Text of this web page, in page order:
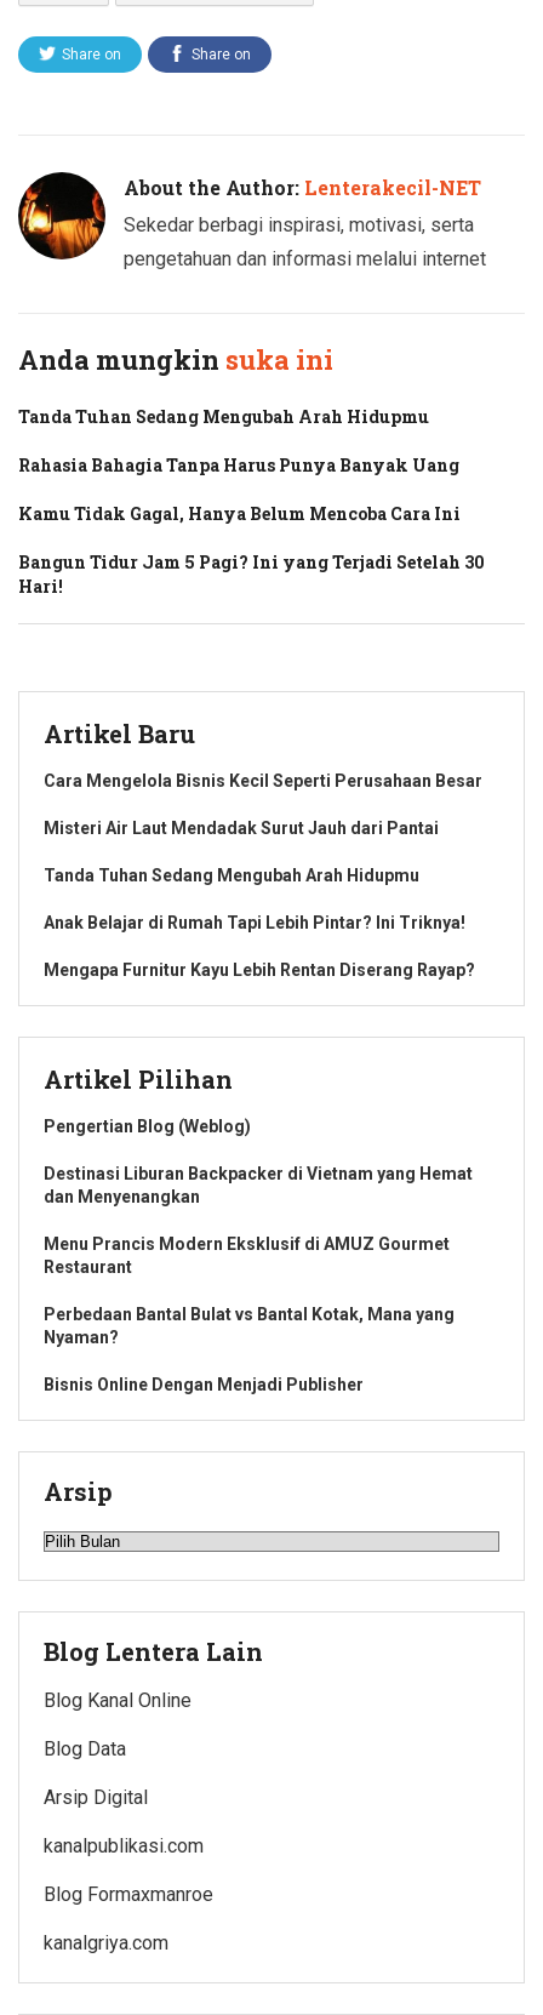
Share on Share on
About the Author: Lenterakecil-NET
Sekedar berbagi inspirasi, motivasi, serta
pengetahuan dan informasi melalui internet
Anda mungkin suka ini
Tanda Tuhan Sedang Mengubah Arah Hidupmu
Rahasia Bahagia Tanpa Harus Punya Banyak Uang
Kamu Tidak Gagal, Hanya Belum Mencoba Cara Ini
Bangun Tidur Jam 5 Pagi? Ini yang Terjadi Setelah 30
Hari!
Artikel Baru
Cara Mengelola Bisnis Kecil Seperti Perusahaan Besar
Misteri Air Laut Mendadak Surut Jauh dari Pantai
Tanda Tuhan Sedang Mengubah Arah Hidupmu
Anak Belajar di Rumah Tapi Lebih Pintar? Ini Triknya!
Mengapa Furnitur Kayu Lebih Rentan Diserang Rayap?
Artikel Pilihan
Pengertian Blog (Weblog)
Destinasi Liburan Backpacker di Vietnam yang Hemat
dan Menyenangkan
Menu Prancis Modern Eksklusif di AMUZ Gourmet
Restaurant
Perbedaan Bantal Bulat vs Bantal Kotak, Mana yang
Nyaman?
Bisnis Online Dengan Menjadi Publisher
Arsip
Arsip
Blog Lentera Lain
Blog Kanal Online
Blog Data
Arsip Digital
kanalpublikasi.com
Blog Formaxmanroe
kanalgriya.com